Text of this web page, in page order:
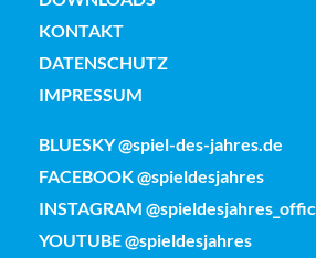
KONTAKT
DATENSCHUTZ
IMPRESSUM
BLUESKY @spiel-des-jahres.de
FACEBOOK @spieldesjahres
INSTAGRAM
YOUTUBE @spieldesjahres